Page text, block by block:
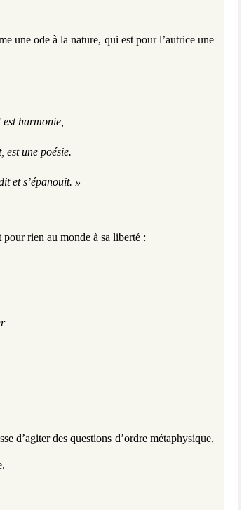
une ode à la nature, qui est pour l’autrice une
harmonie,
est une poésie.
et s’épanouit. »
rien au monde à sa liberté :
d’agiter des questions d’ordre métaphysique,